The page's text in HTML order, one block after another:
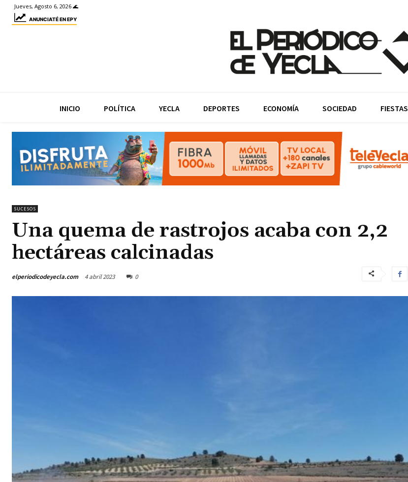
Jueves, Agosto 6, 2026 🌊
ANUNCIATÉ EN EPY
INICIO POLÍTICA YECLA DEPORTES ECONOMÍA SOCIEDAD FIESTAS
SUCESOS
Una quema de rastrojos acaba con 2,2
hectáreas calcinadas
elperiodicodeyecla.com 4 abril 2023 0